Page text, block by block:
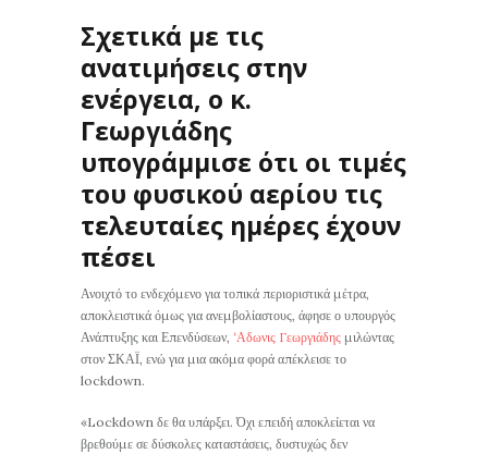
Σχετικά με τις
ανατιμήσεις στην
ενέργεια, ο κ.
Γεωργιάδης
υπογράμμισε ότι οι τιμές
του φυσικού αερίου τις
τελευταίες ημέρες έχουν
πέσει
Ανοιχτό το ενδεχόμενο για τοπικά περιοριστικά μέτρα,
αποκλειστικά όμως για ανεμβολίαστους, άφησε ο υπουργός
Ανάπτυξης και Επενδύσεων, ‘Αδωνις Γεωργιάδης μιλώντας
στον ΣΚΑΪ, ενώ για μια ακόμα φορά απέκλεισε το
lockdown.
«Lockdown δε θα υπάρξει. Όχι επειδή αποκλείεται να
βρεθούμε σε δύσκολες καταστάσεις, δυστυχώς δεν